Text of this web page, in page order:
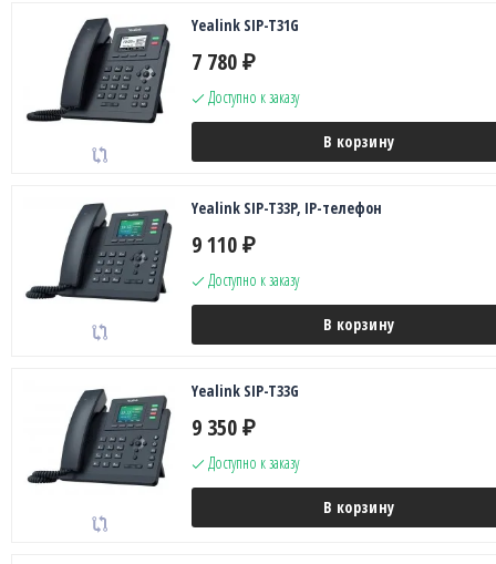
Yealink SIP-T31G
7 780 ₽
Доступно к заказу
В корзину
Yealink SIP-T33P, IP-телефон
9 110 ₽
Доступно к заказу
В корзину
Yealink SIP-T33G
9 350 ₽
Доступно к заказу
В корзину